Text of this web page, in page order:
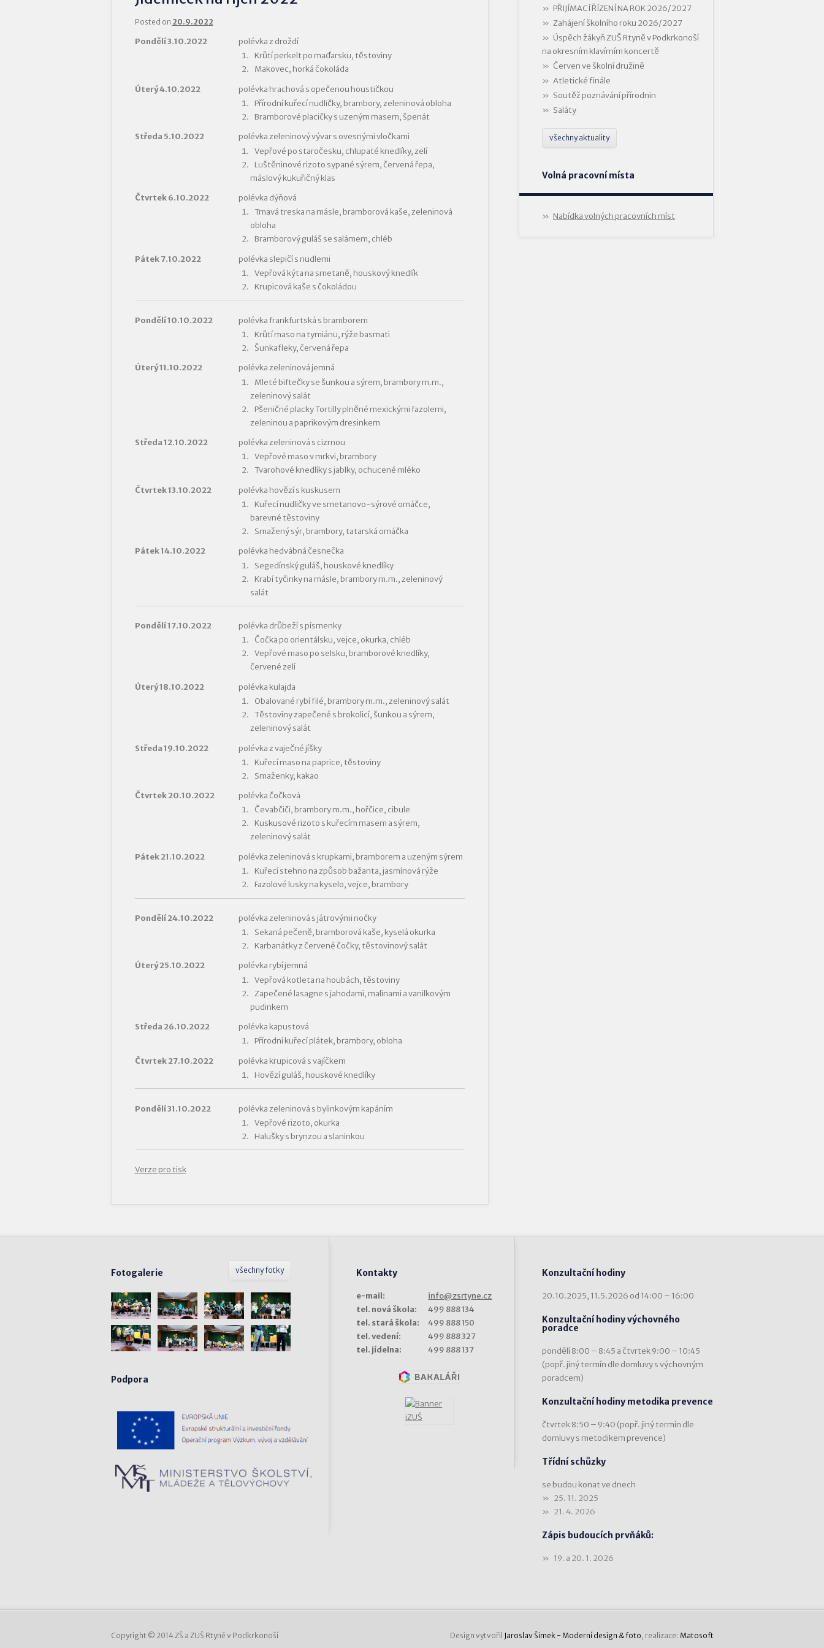
Posted on 20.9.2022
Pondělí 3.10.2022
polévka z droždí
Krůtí perkelt po maďarsku, těstoviny
Makovec, horká čokoláda
Úterý 4.10.2022
polévka hrachová s opečenou houstičkou
Přírodní kuřecí nudličky, brambory, zeleninová obloha
Bramborové placičky s uzeným masem, špenát
Středa 5.10.2022
polévka zeleninový vývar s ovesnými vločkami
Vepřové po staročesku, chlupaté knedlíky, zelí
Luštěninové rizoto sypané sýrem, červená řepa,
máslový kukuřičný klas
Čtvrtek 6.10.2022
polévka dýňová
Tmavá treska na másle, bramborová kaše, zeleninová
obloha
Bramborový guláš se salámem, chléb
Pátek 7.10.2022
polévka slepičí s nudlemi
Vepřová kýta na smetaně, houskový knedlík
Krupicová kaše s čokoládou
Pondělí 10.10.2022
polévka frankfurtská s bramborem
Krůtí maso na tymiánu, rýže basmati
Šunkafleky, červená řepa
Úterý 11.10.2022
polévka zeleninová jemná
Mleté biftečky se šunkou a sýrem, brambory m.m.,
zeleninový salát
Pšeničné placky Tortilly plněné mexickými fazolemi,
zeleninou a paprikovým dresinkem
Středa 12.10.2022
polévka zeleninová s cizrnou
Vepřové maso v mrkvi, brambory
Tvarohové knedlíky s jablky, ochucené mléko
Čtvrtek 13.10.2022
polévka hovězí s kuskusem
Kuřecí nudličky ve smetanovo-sýrové omáčce,
barevné těstoviny
Smažený sýr, brambory, tatarská omáčka
Pátek 14.10.2022
polévka hedvábná česnečka
Segedínský guláš, houskové knedlíky
Krabí tyčinky na másle, brambory m.m., zeleninový
salát
Pondělí 17.10.2022
polévka drůbeží s písmenky
Čočka po orientálsku, vejce, okurka, chléb
Vepřové maso po selsku, bramborové knedlíky,
červené zelí
Úterý 18.10.2022
polévka kulajda
Obalované rybí filé, brambory m.m., zeleninový salát
Těstoviny zapečené s brokolicí, šunkou a sýrem,
zeleninový salát
Středa 19.10.2022
polévka z vaječné jíšky
Kuřecí maso na paprice, těstoviny
Smaženky, kakao
Čtvrtek 20.10.2022
polévka čočková
Čevabčiči, brambory m.m., hořčice, cibule
Kuskusové rizoto s kuřecím masem a sýrem,
zeleninový salát
Pátek 21.10.2022
polévka zeleninová s krupkami, bramborem a uzeným sýrem
Kuřecí stehno na způsob bažanta, jasmínová rýže
Fazolové lusky na kyselo, vejce, brambory
Pondělí 24.10.2022
polévka zeleninová s játrovými nočky
Sekaná pečeně, bramborová kaše, kyselá okurka
Karbanátky z červené čočky, těstovinový salát
Úterý 25.10.2022
polévka rybí jemná
Vepřová kotleta na houbách, těstoviny
Zapečené lasagne s jahodami, malinami a vanilkovým
pudinkem
Středa 26.10.2022
polévka kapustová
Přírodní kuřecí plátek, brambory, obloha
Čtvrtek 27.10.2022
polévka krupicová s vajíčkem
Hovězí guláš, houskové knedlíky
Pondělí 31.10.2022
polévka zeleninová s bylinkovým kapáním
Vepřové rizoto, okurka
Halušky s brynzou a slaninkou
Verze pro tisk
PŘIJÍMACÍ ŘÍZENÍ NA ROK 2026/2027
Zahájení školního roku 2026/2027
Úspěch žákyň ZUŠ Rtyně v Podkrkonoší
na okresním klavírním koncertě
Červen ve školní družině
Atletické finále
Soutěž poznávání přírodnin
Saláty
všechny aktuality
Volná pracovní místa
Nabídka volných pracovních míst
všechny fotky
Fotogalerie
Podpora
Kontakty
e-mail:
info@zsrtyne.cz
tel. nová škola:
499 888 134
tel. stará škola:
499 888 150
tel. vedení:
499 888 327
tel. jídelna:
499 888 137
Konzultační hodiny
20.10.2025, 11.5.2026 od 14:00 – 16:00
Konzultační hodiny výchovného
poradce
pondělí 8:00 – 8:45 a čtvrtek 9:00 – 10:45
(popř. jiný termín dle domluvy s výchovným
poradcem)
Konzultační hodiny metodika prevence
čtvrtek 8:50 – 9:40 (popř. jiný termín dle
domluvy s metodikem prevence)
Třídní schůzky
se budou konat ve dnech
25. 11. 2025
21. 4. 2026
Zápis budoucích prvňáků:
19. a 20. 1. 2026
Copyright © 2014 ZŠ a ZUŠ Rtyně v Podkrkonoší Design vytvořil Jaroslav Šimek - Moderní design & foto, realizace: Matosoft